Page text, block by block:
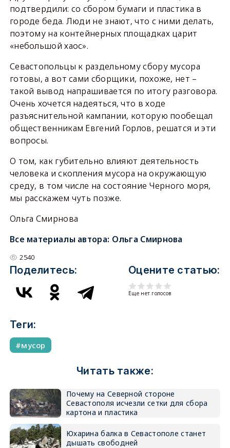
подтвердили: со сбором бумаги и пластика в
городе беда. Люди не знают, что с ними делать,
поэтому на контейнерных площадках царит
«небольшой хаос».
Севастопольцы к раздельному сбору мусора
готовы, а вот сами сборщики, похоже, нет –
такой вывод напрашивается по итогу разговора.
Очень хочется надеяться, что в ходе
разъяснительной кампании, которую пообещал
общественникам Евгений Горлов, решатся и эти
вопросы.
О том, как губительно влияют деятельность
человека и скопления мусора на окружающую
среду, в том числе на состояние Черного моря,
мы расскажем чуть позже.
Ольга Смирнова
Все материалы автора: Ольга Смирнова
2540
Поделитесь: Оцените статью:
Еще нет голосов
Теги:
мусор
Читать также:
Почему на Северной стороне
Севастополя исчезли сетки для сбора
картона и пластика
Юхарина балка в Севастополе станет
дышать свободней